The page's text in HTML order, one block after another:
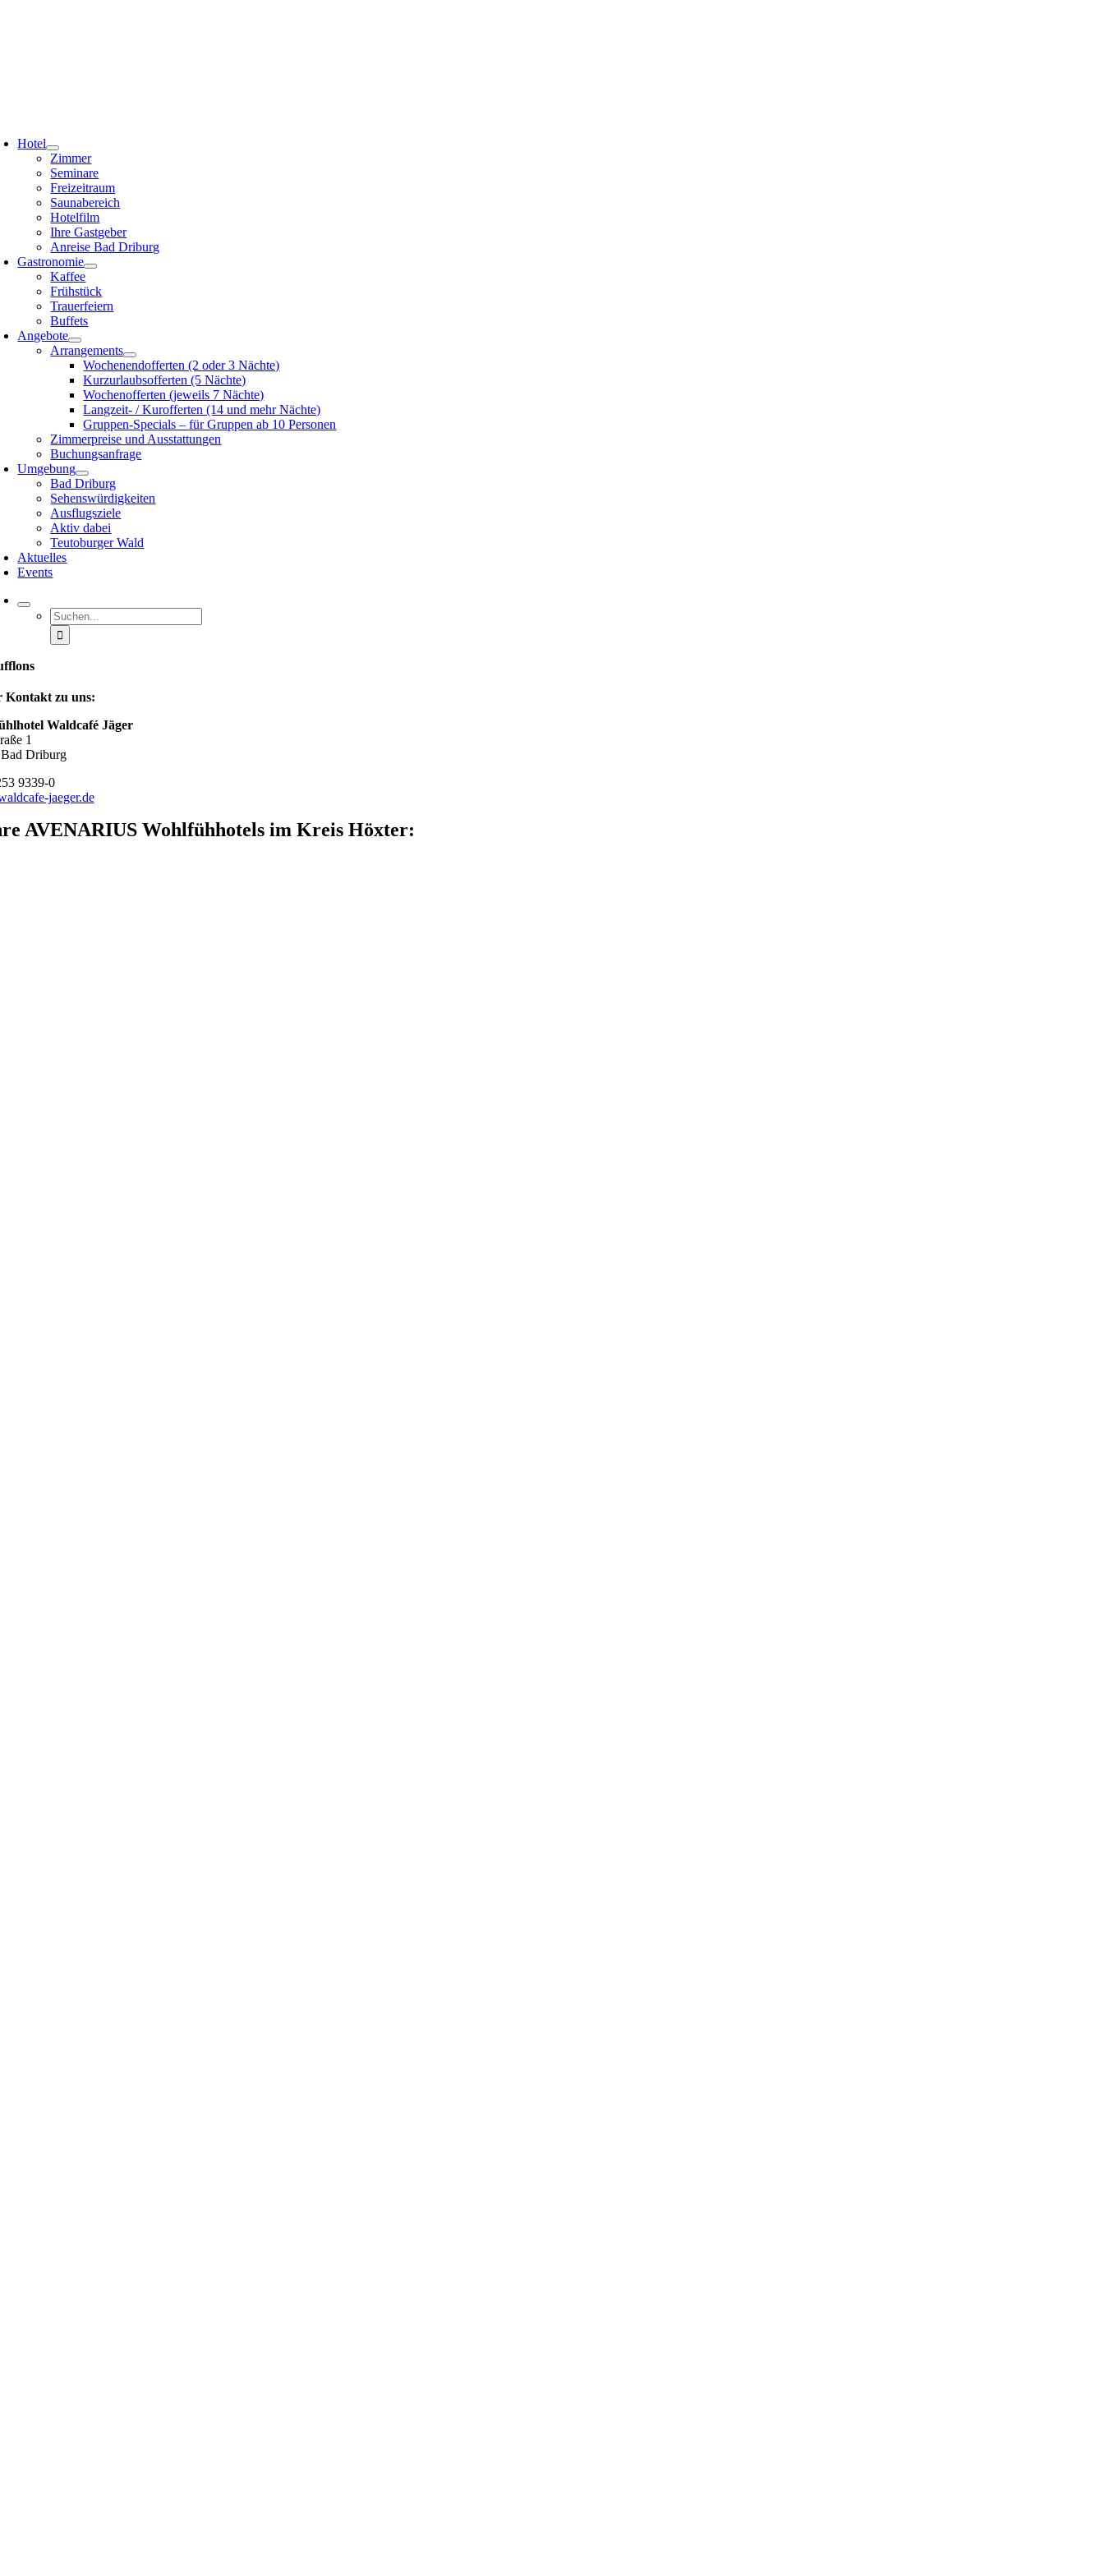
Hotel
Zimmer
Seminare
Freizeitraum
Saunabereich
Hotelfilm
Ihre Gastgeber
Anreise Bad Driburg
Gastronomie
Kaffee
Frühstück
Trauerfeiern
Buffets
Angebote
Arrangements
Wochenendofferten (2 oder 3 Nächte)
Kurzurlaubsofferten (5 Nächte)
Wochenofferten (jeweils 7 Nächte)
Langzeit- / Kurofferten (14 und mehr Nächte)
Gruppen-Specials – für Gruppen ab 10 Personen
Zimmerpreise und Ausstattungen
Buchungsanfrage
Umgebung
Bad Driburg
Sehenswürdigkeiten
Ausflugsziele
Aktiv dabei
Teutoburger Wald
Aktuelles
Events
Suche
nach:
Kontakt zu uns:
Waldcafé Jäger
1
Driburg
9339-0
jaeger.de
AVENARIUS Wohlfühhotels im Kreis Höxter: